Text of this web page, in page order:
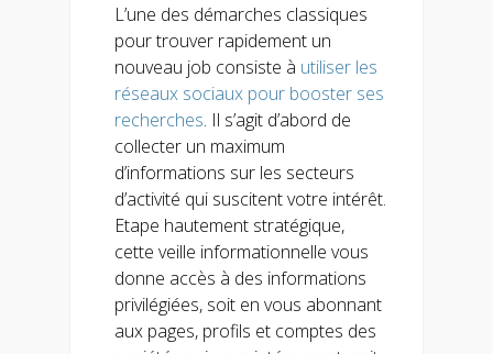
L’une des démarches classiques
pour trouver rapidement un
nouveau job consiste à utiliser les
réseaux sociaux pour booster ses
recherches. Il s’agit d’abord de
collecter un maximum
d’informations sur les secteurs
d’activité qui suscitent votre intérêt.
Etape hautement stratégique,
cette veille informationnelle vous
donne accès à des informations
privilégiées, soit en vous abonnant
aux pages, profils et comptes des